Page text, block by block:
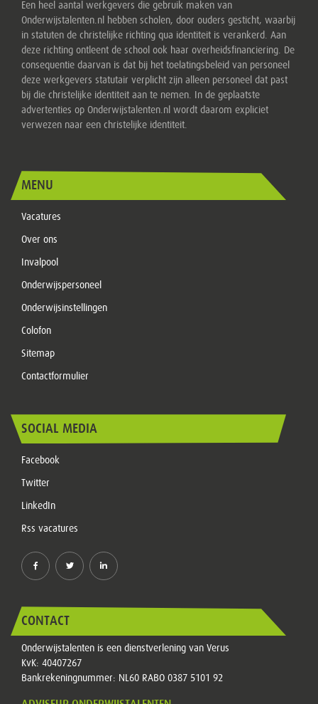
Een heel aantal werkgevers die gebruik maken van
Onderwijstalenten.nl hebben scholen, door ouders gesticht, waarbij
in statuten de christelijke richting qua identiteit is verankerd. Aan
deze richting ontleent de school ook haar overheidsfinanciering. De
consequentie daarvan is dat bij het toelatingsbeleid van personeel
deze werkgevers statutair verplicht zijn alleen personeel dat past
bij die christelijke identiteit aan te nemen. In de geplaatste
advertenties op Onderwijstalenten.nl wordt daarom expliciet
verwezen naar een christelijke identiteit.
MENU
Vacatures
Over ons
Invalpool
Onderwijspersoneel
Onderwijsinstellingen
Colofon
Sitemap
Contactformulier
SOCIAL MEDIA
Facebook
Twitter
LinkedIn
Rss vacatures
CONTACT
Onderwijstalenten is een dienstverlening van Verus
KvK: 40407267
Bankrekeningnummer: NL60 RABO 0387 5101 92